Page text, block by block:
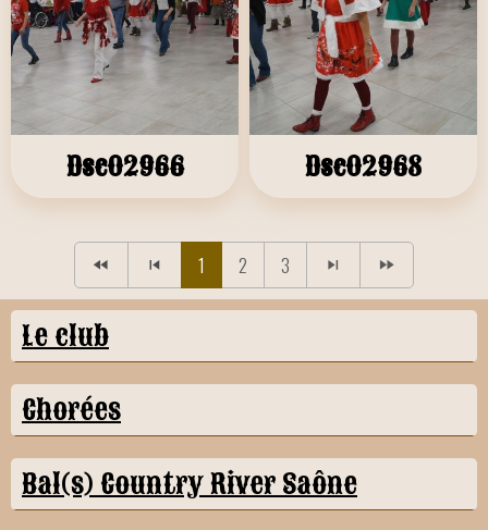
Dsc02966 Dsc02968
1 2 3
Le club
Chorées
Bal(s) Country River Saône